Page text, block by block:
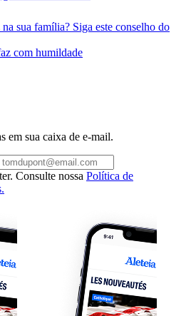
sua família? Siga este conselho do
com humildade
em sua caixa de e-mail.
Consulte nossa Política de